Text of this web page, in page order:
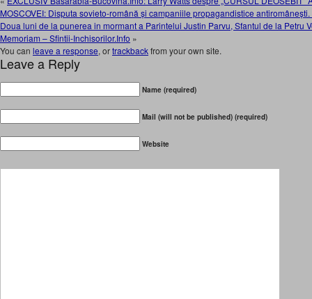
MOSCOVEI: Disputa sovieto-română și campaniile propagandistice antiromânești.
Doua luni de la punerea in mormant a Parintelui Justin Parvu, Sfantul de la Petru
Memoriam – Sfintii-Inchisorilor.Info »
You can leave a response, ortrackbackfrom your own site.
Leave a Reply
Name (required)
Mail (will not be published) (required)
Website